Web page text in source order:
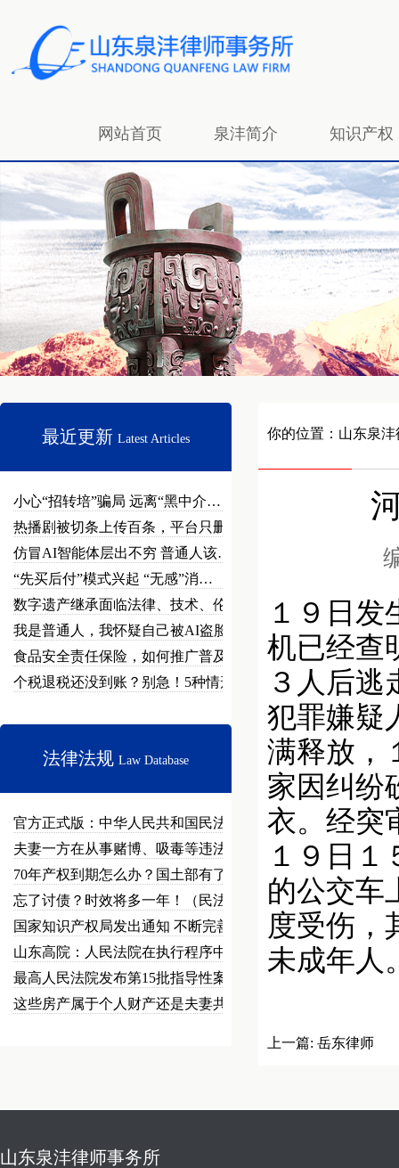
网站首页 泉沣简介 知识产权
招贤纳士
最近更新 Latest Articles
小心“招转培”骗局 远离“黑中介…
热播剧被切条上传百条，平台只删不…
仿冒AI智能体层出不穷 普通人该…
“先买后付”模式兴起 “无感”消…
数字遗产继承面临法律、技术、伦理…
我是普通人，我怀疑自己被AI盗脸…
食品安全责任保险，如何推广普及？
个税退税还没到账？别急！5种情形…
法律法规 Law Database
官方正式版：中华人民共和国民法总…
夫妻一方在从事赌博、吸毒等违法犯…
70年产权到期怎么办？国土部有了…
忘了讨债？时效将多一年！（民法草…
国家知识产权局发出通知 不断完善…
山东高院：人民法院在执行程序中可…
最高人民法院发布第15批指导性案…
这些房产属于个人财产还是夫妻共同…
你的位置： 山东泉
１９日
机已经查
３人后逃
犯罪嫌疑
满释放，
家因纠纷
衣。经突
１９日
的公交车
度受伤，
未成年人
上一篇: 岳东律师
山东泉沣律师事务所